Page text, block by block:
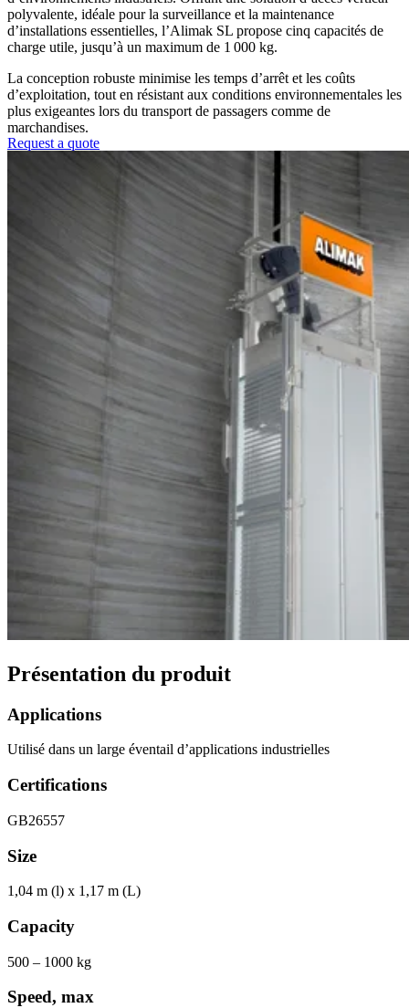
polyvalente, idéale pour la surveillance et la maintenance
d’installations essentielles, l’Alimak SL propose cinq capacités de
charge utile, jusqu’à un maximum de 1 000 kg.
La conception robuste minimise les temps d’arrêt et les coûts
d’exploitation, tout en résistant aux conditions environnementales les
plus exigeantes lors du transport de passagers comme de
marchandises.
Request a quote
Présentation du produit
Applications
Utilisé dans un large éventail d’applications industrielles
Certifications
GB26557
Size
1,04 m (l) x 1,17 m (L)
Capacity
500 – 1000 kg
Speed, max